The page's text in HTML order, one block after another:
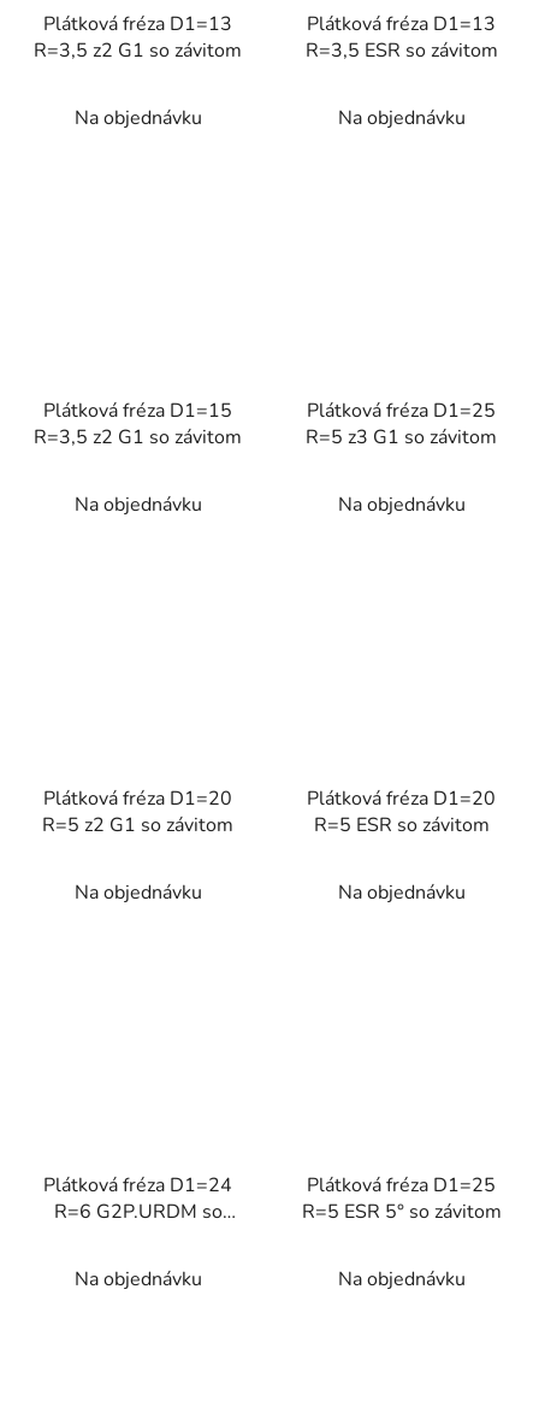
Plátková fréza D1=13
R=3,5 z2 G1 so závitom
Na objednávku
Plátková fréza D1=13
R=3,5 ESR so závitom
Na objednávku
Plátková fréza D1=15
R=3,5 z2 G1 so závitom
Na objednávku
Plátková fréza D1=25
R=5 z3 G1 so závitom
Na objednávku
Plátková fréza D1=20
R=5 z2 G1 so závitom
Na objednávku
Plátková fréza D1=20
R=5 ESR so závitom
Na objednávku
Plátková fréza D1=24
R=6 G2P.URDM so
Na objednávku
Plátková fréza D1=25
R=5 ESR 5° so závitom
Na objednávku